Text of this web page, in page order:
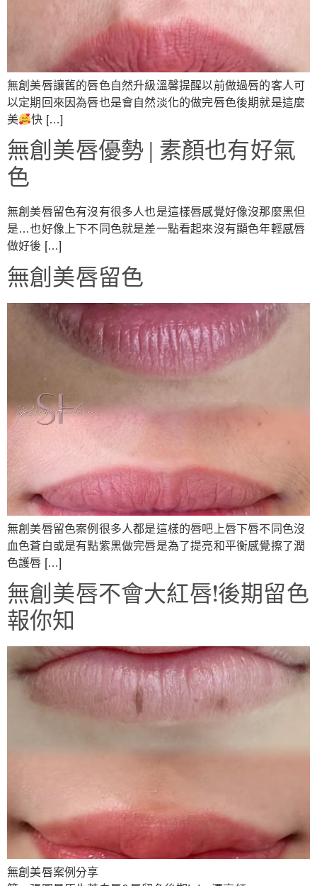
無創美唇讓舊的唇色自然升級溫馨提醒以前做過唇的客人可
以定期回來因為唇也是會自然淡化的做完唇色後期就是這麼
美
快 […]
無創美唇優勢 | 素顏也有好氣
色
無創美唇留色有沒有很多人也是這樣唇感覺好像沒那麼黑但
是…也好像上下不同色就是差一點看起來沒有顯色年輕感唇
做好後 […]
無創美唇留色
無創美唇留色案例很多人都是這樣的唇吧上唇下唇不同色沒
血色蒼白或是有點紫黑做完唇是為了提亮和平衡感覺擦了潤
色護唇 […]
無創美唇不會大紅唇!後期留色
報你知
無創美唇案例分享